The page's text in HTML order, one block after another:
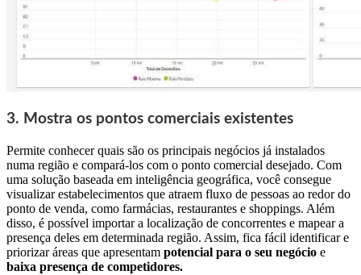
3. Mostra os pontos comerciais existentes
Permite conhecer quais são os principais negócios já instalados
numa região e compará-los com o ponto comercial desejado. Com
uma solução baseada em inteligência geográfica, você consegue
visualizar estabelecimentos que atraem fluxo de pessoas ao redor do
ponto de venda, como farmácias, restaurantes e shoppings. Além
disso, é possível importar a localização de concorrentes e mapear a
presença deles em determinada região. Assim, fica fácil identificar e
priorizar áreas que apresentam potencial para o seu negócio e
baixa presença de competidores.